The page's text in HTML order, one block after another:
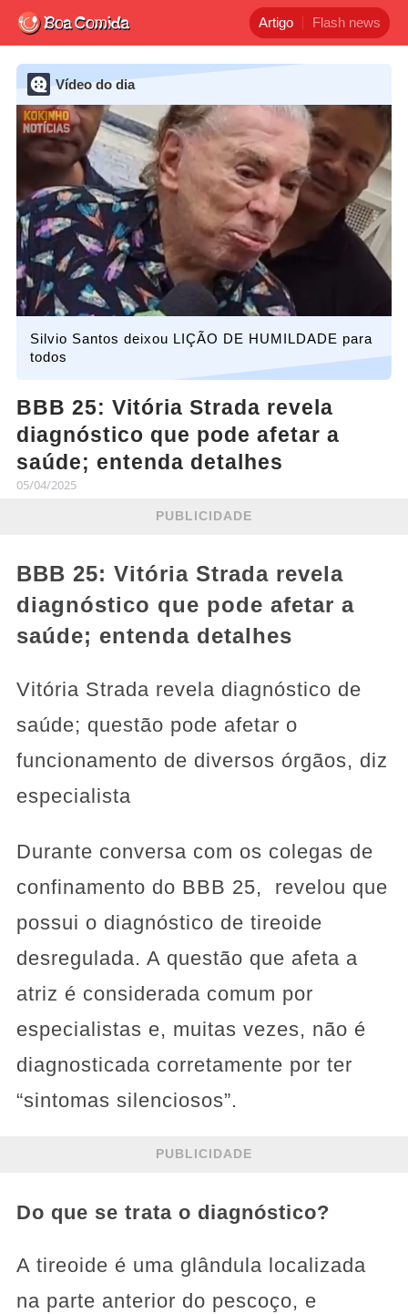
Artigo Flash news
Vídeo do dia
Silvio Santos deixou LIÇÃO DE HUMILDADE para
todos
BBB 25: Vitória Strada revela
diagnóstico que pode afetar a
saúde; entenda detalhes
05/04/2025
PUBLICIDADE
BBB 25: Vitória Strada revela
diagnóstico que pode afetar a
saúde; entenda detalhes
Vitória Strada revela diagnóstico de
saúde; questão pode afetar o
funcionamento de diversos órgãos, diz
especialista
Durante conversa com os colegas de
confinamento do BBB 25, revelou que
possui o diagnóstico de tireoide
desregulada. A questão que afeta a
atriz é considerada comum por
especialistas e, muitas vezes, não é
diagnosticada corretamente por ter
“sintomas silenciosos”.
PUBLICIDADE
Do que se trata o diagnóstico?
A tireoide é uma glândula localizada
na parte anterior do pescoço, e